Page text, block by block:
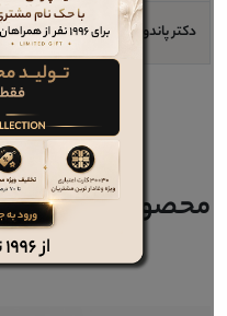
دکتر پاندورا
محصولات مرتبط